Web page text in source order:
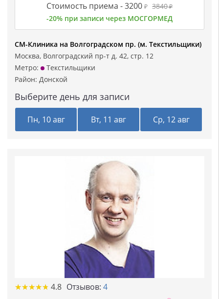
Стоимость приема -3200 ₽ 3840₽
-20% при записи через МОСГОРМЕД
СМ-Клиника на Волгоградском пр. (м. Текстильщики)
Москва, Волгоградский пр-т д. 42, стр. 12
Метро:
Текстильщики
Район: Донской
Выберите день для записи
Пн, 10 авг Вт, 11 авг Ср, 12 авг
★★★★★
★★★★★ 4.8 Отзывов: 4